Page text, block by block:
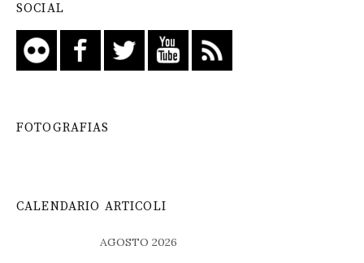
SOCIAL
FOTOGRAFIAS
CALENDARIO ARTICOLI
AGOSTO 2026